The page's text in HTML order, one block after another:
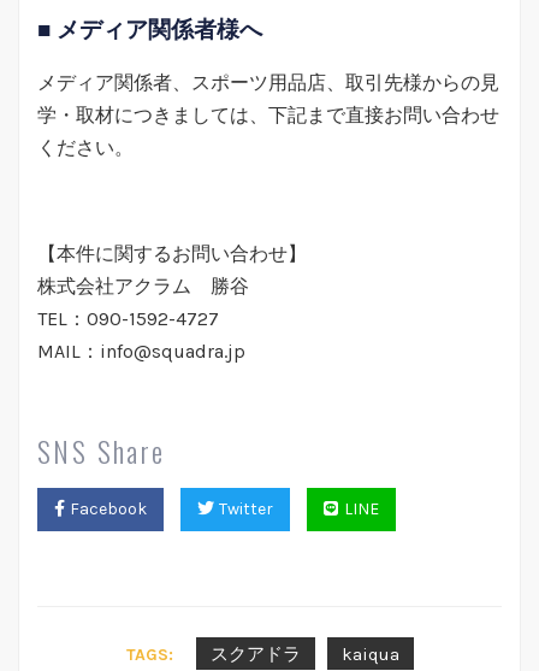
■ メディア関係者様へ
メディア関係者、スポーツ用品店、取引先様からの見
学・取材につきましては、下記まで直接お問い合わせ
ください。
【本件に関するお問い合わせ】
株式会社アクラム 勝谷
TEL：090-1592-4727
MAIL：info@squadra.jp
SNS Share
Facebook Twitter LINE
TAGS: スクアドラ kaiqua